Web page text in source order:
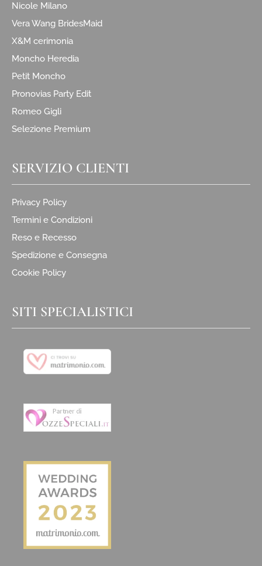
Nicole Milano
Vera Wang BridesMaid
X&M cerimonia
Moncho Heredia
Petit Moncho
Pronovias Party Edit
Romeo Gigli
Selezione Premium
SERVIZIO CLIENTI
Privacy Policy
Termini e Condizioni
Reso e Recesso
Spedizione e Consegna
Cookie Policy
SITI SPECIALISTICI